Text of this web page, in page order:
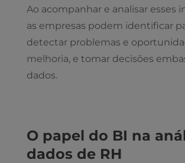
Ao acompanhar e analisar esses
as empresas podem identificar
detectar problemas e
melhoria, e tomar decisões
dados.
O papel do BI na
dados de RH